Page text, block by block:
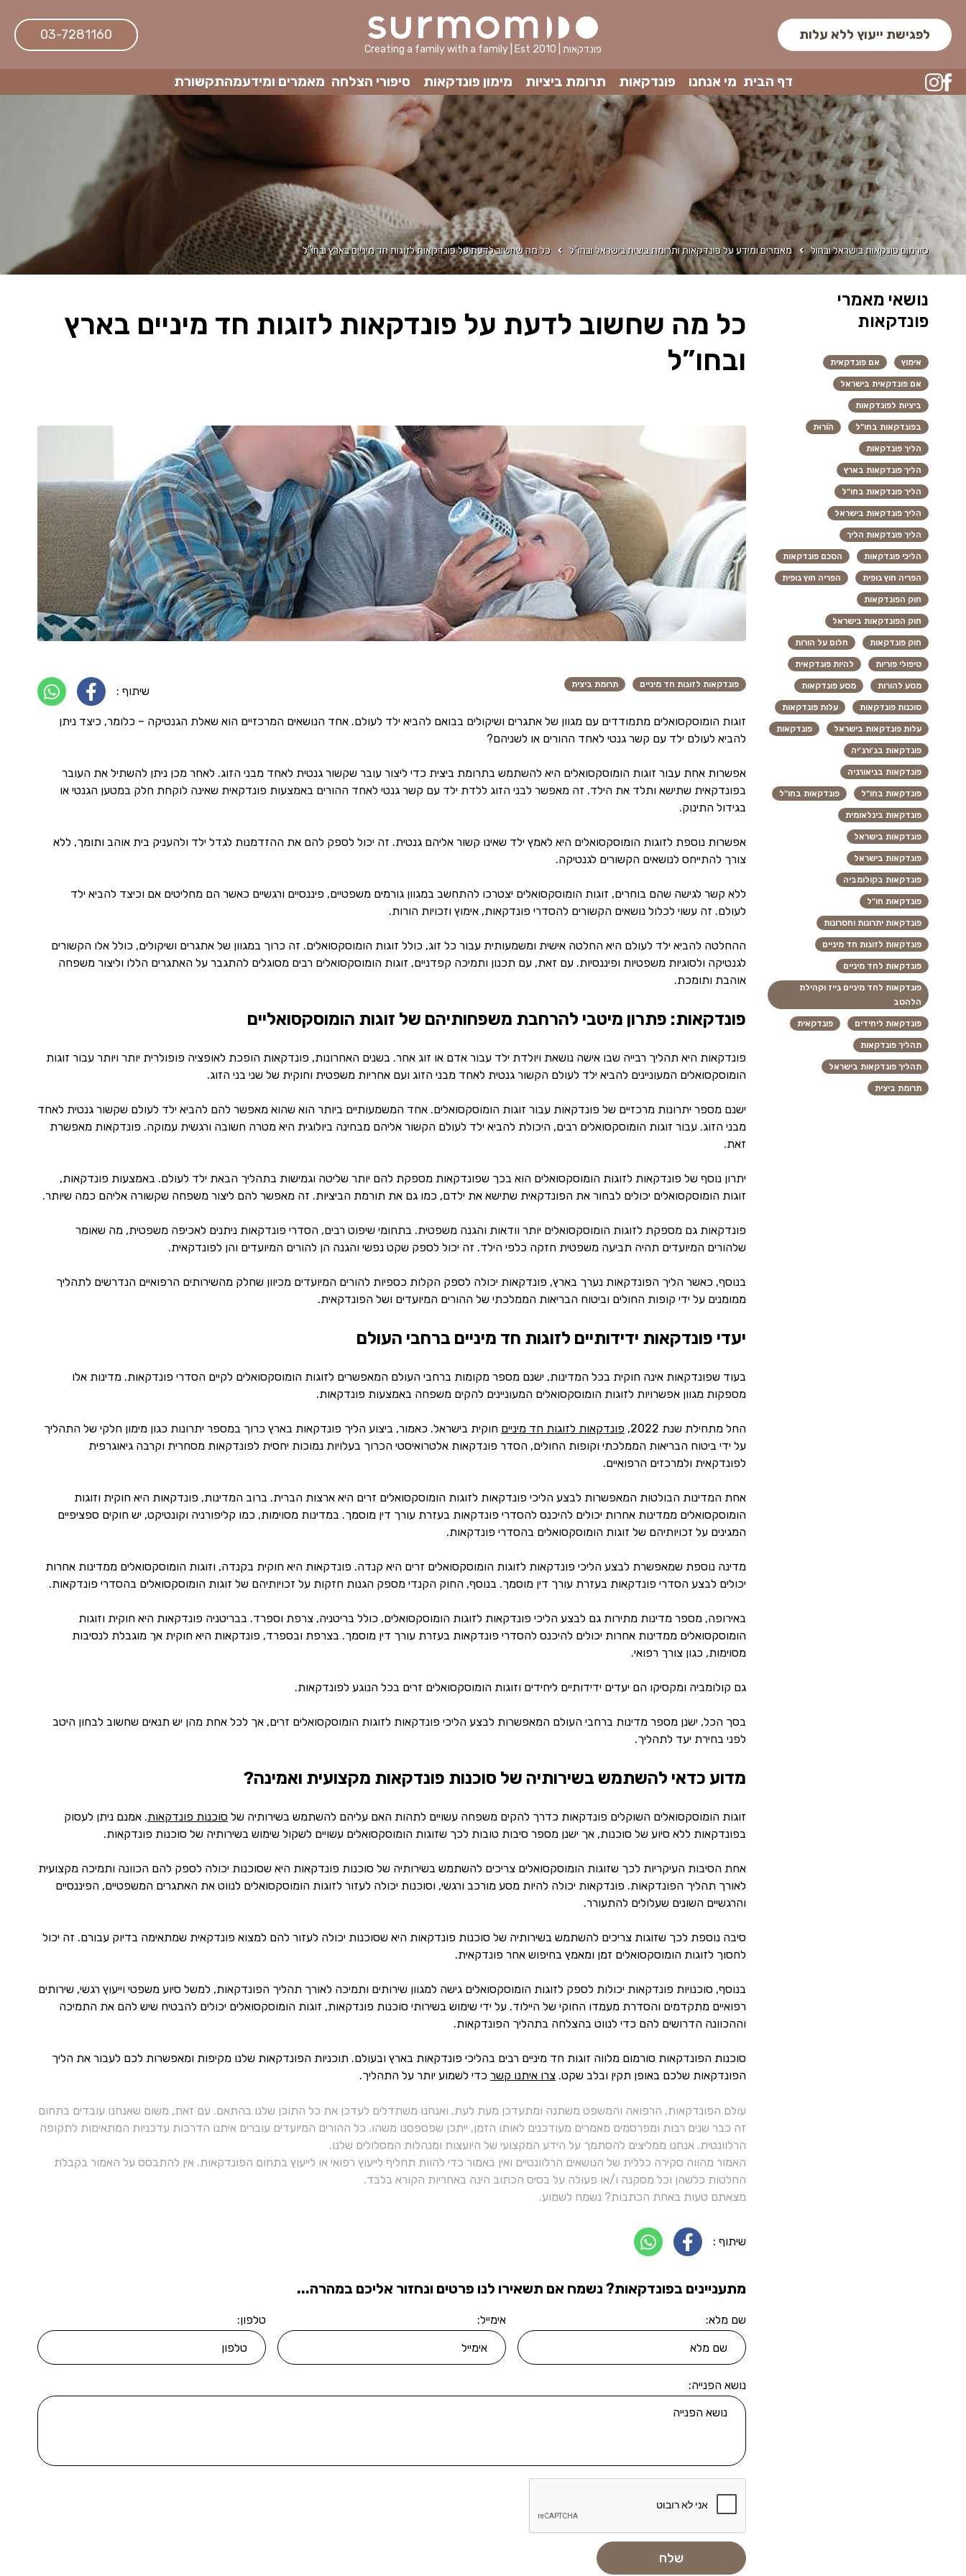
לפגישת ייעוץ ללא עלות
Creating a family with a family | Est 2010 | פונדקאות
03-7281160
דף הבית מי אנחנו פונדקאות תרומת ביציות מימון פונדקאות סיפורי הצלחה מאמרים ומידעמהתקשורת
סורמום פונקאות בישראל ובחול מאמרים ומידע על פונדקאות ותרומת ביצית בישראל ובחו"ל כל מה שחשוב לדעת על פונדקאות לזוגות חד מיניים בארץ ובחו”ל
כל מה שחשוב לדעת על פונדקאות לזוגות חד מיניים בארץ
ובחו”ל
פונדקאות לזוגות חד מיניים תרומת ביצית שיתוף :
זוגות הומוסקסואלים מתמודדים עם מגוון של אתגרים ושיקולים בבואם להביא ילד לעולם. אחד הנושאים המרכזיים הוא שאלת הגנטיקה – כלומר, כיצד ניתן
להביא לעולם ילד עם קשר גנטי לאחד ההורים או לשניהם?
אפשרות אחת עבור זוגות הומוסקסואלים היא להשתמש בתרומת ביצית כדי ליצור עובר שקשור גנטית לאחד מבני הזוג. לאחר מכן ניתן להשתיל את העובר
בפונדקאית שתישא ותלד את הילד. זה מאפשר לבני הזוג ללדת ילד עם קשר גנטי לאחד ההורים באמצעות פונדקאית שאינה לוקחת חלק במטען הגנטי או
בגידול התינוק.
אפשרות נוספת לזוגות הומוסקסואלים היא לאמץ ילד שאינו קשור אליהם גנטית. זה יכול לספק להם את ההזדמנות לגדל ילד ולהעניק בית אוהב ותומך, ללא
צורך להתייחס לנושאים הקשורים לגנטיקה.
ללא קשר לגישה שהם בוחרים, זוגות הומוסקסואלים יצטרכו להתחשב במגוון גורמים משפטיים, פיננסיים ורגשיים כאשר הם מחליטים אם וכיצד להביא ילד
לעולם. זה עשוי לכלול נושאים הקשורים להסדרי פונדקאות, אימוץ וזכויות הורות.
ההחלטה להביא ילד לעולם היא החלטה אישית ומשמעותית עבור כל זוג, כולל זוגות הומוסקסואלים. זה כרוך במגוון של אתגרים ושיקולים, כולל אלו הקשורים
לגנטיקה ולסוגיות משפטיות ופיננסיות. עם זאת, עם תכנון ותמיכה קפדניים, זוגות הומוסקסואלים רבים מסוגלים להתגבר על האתגרים הללו וליצור משפחה
אוהבת ותומכת.
פונדקאות: פתרון מיטבי להרחבת משפחותיהם של זוגות הומוסקסואליים
פונדקאות היא תהליך רבייה שבו אישה נושאת ויולדת ילד עבור אדם או זוג אחר. בשנים האחרונות, פונדקאות הופכת לאופציה פופולרית יותר ויותר עבור זוגות
הומוסקסואלים המעוניינים להביא ילד לעולם הקשור גנטית לאחד מבני הזוג ועם אחריות משפטית וחוקית של שני בני הזוג.
ישנם מספר יתרונות מרכזיים של פונדקאות עבור זוגות הומוסקסואלים. אחד המשמעותיים ביותר הוא שהוא מאפשר להם להביא ילד לעולם שקשור גנטית לאחד
מבני הזוג. עבור זוגות הומוסקסואלים רבים, היכולת להביא ילד לעולם הקשור אליהם מבחינה ביולוגית היא מטרה חשובה ורגשית עמוקה. פונדקאות מאפשרת
זאת.
יתרון נוסף של פונדקאות לזוגות הומוסקסואלים הוא בכך שפונדקאות מספקת להם יותר שליטה וגמישות בתהליך הבאת ילד לעולם. באמצעות פונדקאות,
זוגות הומוסקסואלים יכולים לבחור את הפונדקאית שתישא את ילדם, כמו גם את תורמת הביציות. זה מאפשר להם ליצור משפחה שקשורה אליהם כמה שיותר.
פונדקאות גם מספקת לזוגות הומוסקסואלים יותר וודאות והגנה משפטית. בתחומי שיפוט רבים, הסדרי פונדקאות ניתנים לאכיפה משפטית, מה שאומר
שלהורים המיועדים תהיה תביעה משפטית חזקה כלפי הילד. זה יכול לספק שקט נפשי והגנה הן להורים המיועדים והן לפונדקאית.
בנוסף, כאשר הליך הפונדקאות נערך בארץ, פונדקאות יכולה לספק הקלות כספיות להורים המיועדים מכיוון שחלק מהשירותים הרפואיים הנדרשים לתהליך
ממומנים על ידי קופות החולים וביטוח הבריאות הממלכתי של ההורים המיועדים ושל הפונדקאית.
יעדי פונדקאות ידידותיים לזוגות חד מיניים ברחבי העולם
בעוד שפונדקאות אינה חוקית בכל המדינות, ישנם מספר מקומות ברחבי העולם המאפשרים לזוגות הומוסקסואלים לקיים הסדרי פונדקאות. מדינות אלו
מספקות מגוון אפשרויות לזוגות הומוסקסואלים המעוניינים להקים משפחה באמצעות פונדקאות.
החל מתחילת שנת 2022, פונדקאות לזוגות חד מיניים חוקית בישראל. כאמור, ביצוע הליך פונדקאות בארץ כרוך במספר יתרונות כגון מימון חלקי של התהליך
על ידי ביטוח הבריאות הממלכתי וקופות החולים, הסדר פונדקאות אלטרואיסטי הכרוך בעלויות נמוכות יחסית לפונדקאות מסחרית וקרבה גיאוגרפית
לפונדקאית ולמרכזים הרפואיים.
אחת המדינות הבולטות המאפשרות לבצע הליכי פונדקאות לזוגות הומוסקסואלים זרים היא ארצות הברית. ברוב המדינות, פונדקאות היא חוקית וזוגות
הומוסקסואלים ממדינות אחרות יכולים להיכנס להסדרי פונדקאות בעזרת עורך דין מוסמך. במדינות מסוימות, כמו קליפורניה וקונטיקט, יש חוקים ספציפיים
המגינים על זכויותיהם של זוגות הומוסקסואלים בהסדרי פונדקאות.
מדינה נוספת שמאפשרת לבצע הליכי פונדקאות לזוגות הומוסקסואלים זרים היא קנדה. פונדקאות היא חוקית בקנדה, וזוגות הומוסקסואלים ממדינות אחרות
יכולים לבצע הסדרי פונדקאות בעזרת עורך דין מוסמך. בנוסף, החוק הקנדי מספק הגנות חזקות על זכויותיהם של זוגות הומוסקסואלים בהסדרי פונדקאות.
באירופה, מספר מדינות מתירות גם לבצע הליכי פונדקאות לזוגות הומוסקסואלים, כולל בריטניה, צרפת וספרד. בבריטניה פונדקאות היא חוקית וזוגות
הומוסקסואלים ממדינות אחרות יכולים להיכנס להסדרי פונדקאות בעזרת עורך דין מוסמך. בצרפת ובספרד, פונדקאות היא חוקית אך מוגבלת לנסיבות
מסוימות, כגון צורך רפואי.
גם קולומביה ומקסיקו הם יעדים ידידותיים ליחידים וזוגות הומוסקסואלים זרים בכל הנוגע לפונדקאות.
בסך הכל, ישנן מספר מדינות ברחבי העולם המאפשרות לבצע הליכי פונדקאות לזוגות הומוסקסואלים זרים, אך לכל אחת מהן יש תנאים שחשוב לבחון היטב
לפני בחירת יעד לתהליך.
מדוע כדאי להשתמש בשירותיה של סוכנות פונדקאות מקצועית ואמינה?
זוגות הומוסקסואלים השוקלים פונדקאות כדרך להקים משפחה עשויים לתהות האם עליהם להשתמש בשירותיה של סוכנות פונדקאות. אמנם ניתן לעסוק
בפונדקאות ללא סיוע של סוכנות, אך ישנן מספר סיבות טובות לכך שזוגות הומוסקסואלים עשויים לשקול שימוש בשירותיה של סוכנות פונדקאות.
אחת הסיבות העיקריות לכך שזוגות הומוסקסואלים צריכים להשתמש בשירותיה של סוכנות פונדקאות היא שסוכנות יכולה לספק להם הכוונה ותמיכה מקצועית
לאורך תהליך הפונדקאות. פונדקאות יכולה להיות מסע מורכב ורגשי, וסוכנות יכולה לעזור לזוגות הומוסקסואלים לנווט את האתגרים המשפטיים, הפיננסיים
והרגשיים השונים שעלולים להתעורר.
סיבה נוספת לכך שזוגות צריכים להשתמש בשירותיה של סוכנות פונדקאות היא שסוכנות יכולה לעזור להם למצוא פונדקאית שמתאימה בדיוק עבורם. זה יכול
לחסוך לזוגות הומוסקסואלים זמן ומאמץ בחיפוש אחר פונדקאית.
בנוסף, סוכנויות פונדקאות יכולות לספק לזוגות הומוסקסואלים גישה למגוון שירותים ותמיכה לאורך תהליך הפונדקאות, למשל סיוע משפטי וייעוץ רגשי, שירותים
רפואיים מתקדמים והסדרת מעמדו החוקי של היילוד. על ידי שימוש בשירותי סוכנות פונדקאות, זוגות הומוסקסואלים יכולים להבטיח שיש להם את התמיכה
וההכוונה הדרושים להם כדי לנווט בהצלחה בתהליך הפונדקאות.
סוכנות הפונדקאות סורמום מלווה זוגות חד מיניים רבים בהליכי פונדקאות בארץ ובעולם. תוכניות הפונדקאות שלנו מקיפות ומאפשרות לכם לעבור את הליך
הפונדקאות שלכם באופן תקין ובלב שקט. צרו איתנו קשר כדי לשמוע יותר על התהליך.
עולם הפונדקאות, הרפואה והמשפט משתנה ומתעדכן מעת לעת, ואנחנו משתדלים לעדכן את כל התוכן שלנו בהתאם. עם זאת, משום שאנחנו עובדים בתחום
זה כבר שנים רבות ומפרסמים מאמרים מעודכנים לאותו הזמן, ייתכן שפספסנו משהו. כל ההורים המיועדים עוברים איתנו הדרכות עדכניות המתאימות לתקופה
הרלוונטית. אנחנו ממליצים להסתמך על הידע המקצועי של היועצות ומנהלות המסלולים שלנו.
האמור מהווה סקירה כללית של הנושאים הרלוונטיים ואין באמור כדי להוות תחליף לייעוץ רפואי או לייעוץ בתחום הפונדקאות. אין להתבסס על האמור בקבלת
החלטות כלשהן וכל מסקנה ו/או פעולה על בסיס הכתוב הינה באחריות הקורא בלבד.
מצאתם טעות באחת הכתבות? נשמח לשמוע.
שיתוף :
מתעניינים בפונדקאות? נשמח אם תשאירו לנו פרטים ונחזור אליכם במהרה...
שם מלא: אימייל: טלפון:
נושא הפנייה:
נושאי מאמרי
פונדקאות
אימוץ אם פונדקאית
אם פונדקאית בישראל
ביציות לפונדקאות
בפונדקאות בחו"ל הוֹרוּת
הליך פונדקאות
הליך פונדקאות בארץ
הליך פונדקאות בחו"ל
הליך פונדקאות בישראל
הליך פונדקאות הליך
הליכי פונדקאות הסכם פונדקאות
הפריה חוץ גופית הפריה חוץ גופית
חוק הפונדקאות
חוק הפונדקאות בישראל
חוק פונדקאות חלום על הורות
טיפולי פוריות להיות פונדקאית
מסע להורות מסע פונדקאות
סוכנות פונדקאות עלות פונדקאות
עלות פונדקאות בישראל פונדקאות
פונדקאות בג'ורג'יה
פונדקאות בגיאורגיה
פונדקאות בחו"ל פונדקאות בחו"ל
פונדקאות בינלאומית
פונדקאות בישראל
פונדקאות בישראל
פונדקאות בקולומביה
פונדקאות חו"ל
פונדקאות יתרונות וחסרונות
פונדקאות לזוגות חד מיניים
פונדקאות לחד מיניים
פונדקאות לחד מיניים גייז וקהילת
הלהטב
פונדקאות ליחידים פונדקאית
תהליך פונדקאות
תהליך פונדקאות בישראל
תרומת ביצית